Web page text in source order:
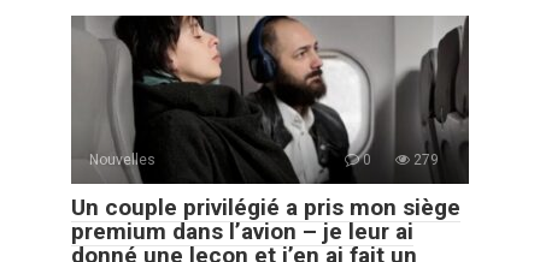
Nouvelles 0 279
Un couple privilégié a pris mon siège
premium dans l’avion – je leur ai
donné une leçon et j’en ai fait un